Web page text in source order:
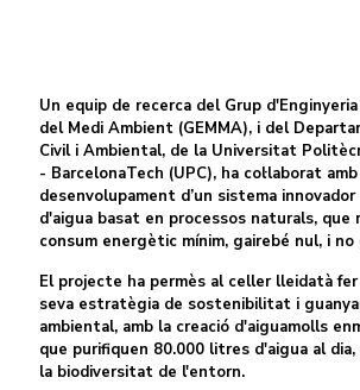
Un equip de recerca del Grup
del Medi Ambient (GEMMA), i del
Civil i Ambiental, de la Universitat
- BarcelonaTech (UPC), ha col·laborat
desenvolupament d’un sistema
d'aigua basat en processos naturals, que
consum energètic mínim, gairebé nul, i no
El projecte ha permès al celler lleidatà
seva estratègia de sostenibilitat i
ambiental, amb la creació d'aiguamolls
que purifiquen 80.000 litres d'aigua al dia,
la biodiversitat de l'entorn.